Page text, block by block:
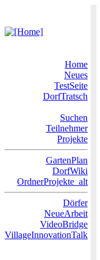
Home
Neues
TestSeite
DorfTratsch
Suchen
Teilnehmer
Projekte
GartenPlan
DorfWiki
OrdnerProjekte_alt
Dörfer
NeueArbeit
VideoBridge
VillageInnovationTalk